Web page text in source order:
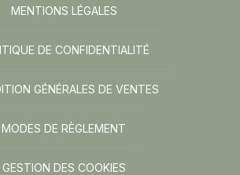
MENTIONS LÉGALES
DE CONFIDENTIALITÉ
GÉNÉRALES DE VENTES
MODES DE RÈGLEMENT
GESTION DES COOKIES